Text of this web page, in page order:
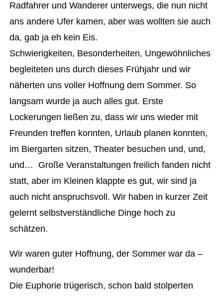
Radfahrer und Wanderer unterwegs, die nun nicht
ans andere Ufer kamen, aber was wollten sie auch
da, gab ja eh kein Eis.
Schwierigkeiten, Besonderheiten, Ungewöhnliches
begleiteten uns durch dieses Frühjahr und wir
näherten uns voller Hoffnung dem Sommer. So
langsam wurde ja auch alles gut. Erste
Lockerungen ließen zu, dass wir uns wieder mit
Freunden treffen konnten, Urlaub planen konnten,
im Biergarten sitzen, Theater besuchen und, und,
und… Große Veranstaltungen freilich fanden nicht
statt, aber im Kleinen klappte es gut, wir sind ja
auch nicht anspruchsvoll. Wir haben in kurzer Zeit
gelernt selbstverständliche Dinge hoch zu
schätzen.
Wir waren guter Hoffnung, der Sommer war da –
wunderbar!
Die Euphorie trügerisch, schon bald stolperten